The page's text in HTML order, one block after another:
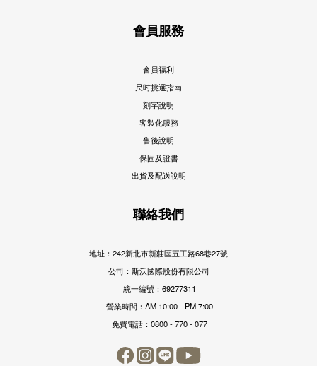
會員服務
會員福利
尺吋挑選指南
刻字說明
客製化服務
售後說明
保固及證書
出貨及配送說明
聯絡我們
地址：242新北市新莊區五工路68巷27號
公司：斯沃國際股份有限公司
統一編號：69277311
營業時間：AM 10:00 - PM 7:00
免費電話：0800 - 770 - 077